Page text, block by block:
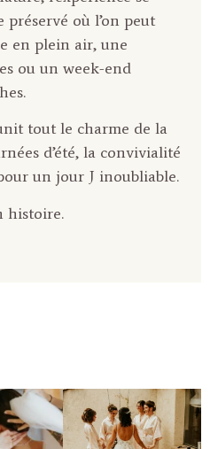
préservé où l’on peut
en plein air, une
ou un week-end
tout le charme de la
d’été, la convivialité
un jour J inoubliable.
histoire.